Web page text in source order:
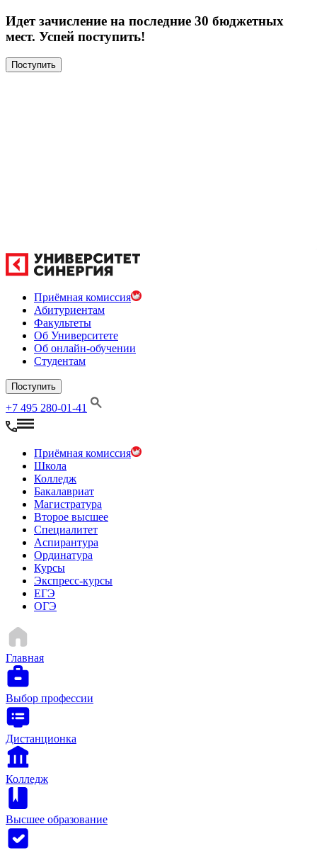
Идет зачисление на последние 30 бюджетных
мест. Успей поступить!
Поступить
Приёмная комиссия
Абитуриентам
Факультеты
Об Университете
Об онлайн-обучении
Студентам
Поступить
+7 495 280-01-41
Приёмная комиссия
Школа
Колледж
Бакалавриат
Магистратура
Второе высшее
Специалитет
Аспирантура
Ординатура
Курсы
Экспресс-курсы
ЕГЭ
ОГЭ
Главная
Выбор профессии
Дистанционка
Колледж
Высшее образование